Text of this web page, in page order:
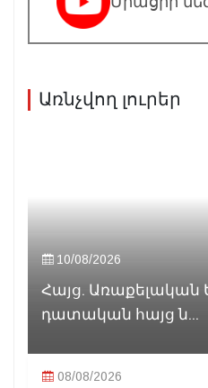
Առնչվող լուրեր
10/08/2026
Հայց. Առաքելական
դատական հայց ն...
08/08/2026